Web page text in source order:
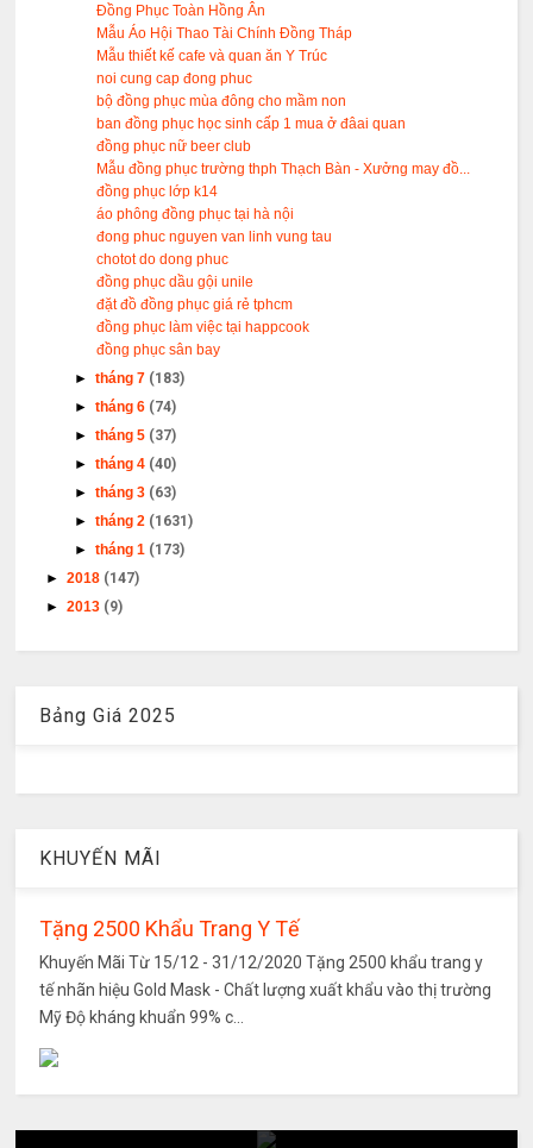
Đồng Phục Toàn Hồng Ân
Mẫu Áo Hội Thao Tài Chính Đồng Tháp
Mẫu thiết kế cafe và quan ăn Y Trúc
noi cung cap đong phuc
bộ đồng phục mùa đông cho mầm non
ban đồng phục học sinh cấp 1 mua ở đâai quan
đồng phục nữ beer club
Mẫu đồng phục trường thph Thạch Bàn - Xưởng may đồ...
đồng phục lớp k14
áo phông đồng phục tại hà nội
đong phuc nguyen van linh vung tau
chotot do dong phuc
đồng phục dầu gội unile
đặt đồ đồng phục giá rẻ tphcm
đồng phục làm việc tại happcook
đồng phục sân bay
►tháng 7 (183)
►tháng 6 (74)
►tháng 5 (37)
►tháng 4 (40)
►tháng 3 (63)
►tháng 2 (1631)
►tháng 1 (173)
►2018 (147)
►2013 (9)
Bảng Giá 2025
KHUYẾN MÃI
Tặng 2500 Khẩu Trang Y Tế
Khuyến Mãi Từ 15/12 - 31/12/2020 Tặng 2500 khẩu trang y
tế nhãn hiệu Gold Mask - Chất lượng xuất khẩu vào thị trường
Mỹ Độ kháng khuẩn 99% c...